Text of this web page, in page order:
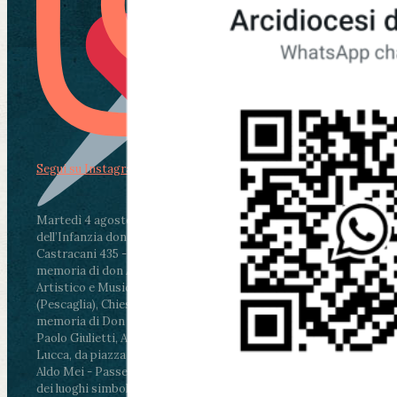
Martedì 4 agosto2026
ore 11:30 - Lucca, Scuola
dell’Infanzia don Aldo Mei - Viale Castruccio
Castracani 435 - Inaugurazione murales in
memoria di don Aldo Mei curato dal Liceo
Artistico e Musicale “Passaglia”
ore 18 - Fiano
(Pescaglia), Chiesa parrocchiale - Messa in
memoria di Don Aldo Mei celebrata da mons.
Paolo Giulietti, Arcivescovo di Lucca
ore 20.30 -
Lucca, da piazza San Michele al Cippo di don
Aldo Mei - Passeggiata della Memoria in alcuni
dei luoghi simbolo della città. Ritrovo alle ore
Segui su Instagram